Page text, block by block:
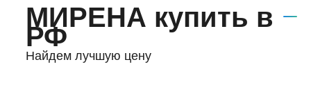
МИРЕНА купить в
РФ
Найдем лучшую цену